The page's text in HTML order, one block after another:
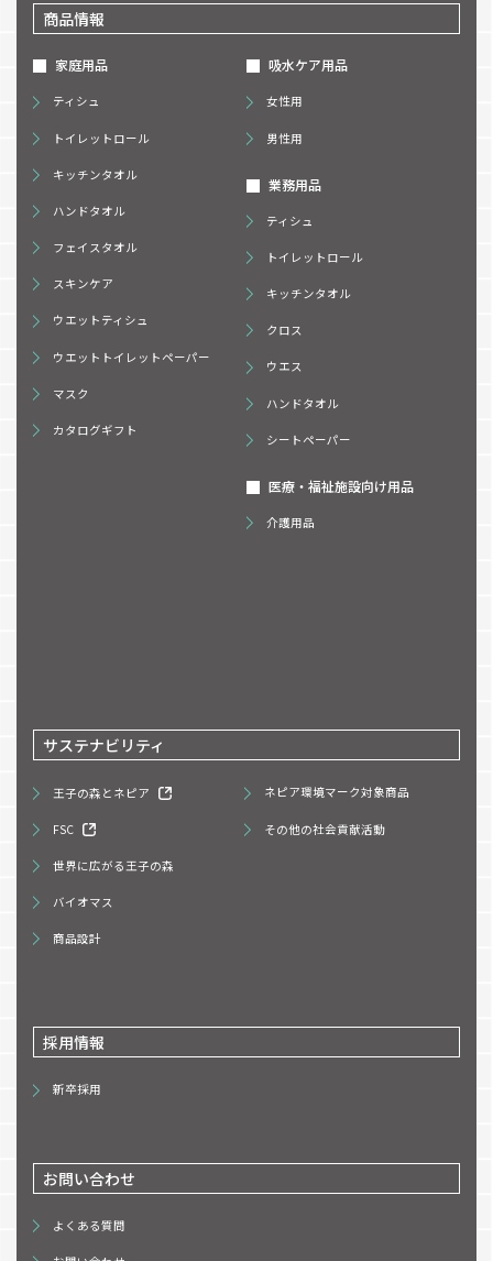
商品情報
家庭用品
ティシュ
トイレットロール
キッチンタオル
ハンドタオル
フェイスタオル
スキンケア
ウエットティシュ
ウエットトイレットペーパー
マスク
カタログギフト
吸水ケア用品
女性用
男性用
業務用品
ティシュ
トイレットロール
キッチンタオル
クロス
ウエス
ハンドタオル
シートペーパー
医療・福祉施設向け用品
介護用品
サステナビリティ
王子の森とネピア
FSC
世界に広がる王子の森
バイオマス
商品設計
ネピア環境マーク対象商品
その他の社会貢献活動
採用情報
新卒採用
お問い合わせ
よくある質問